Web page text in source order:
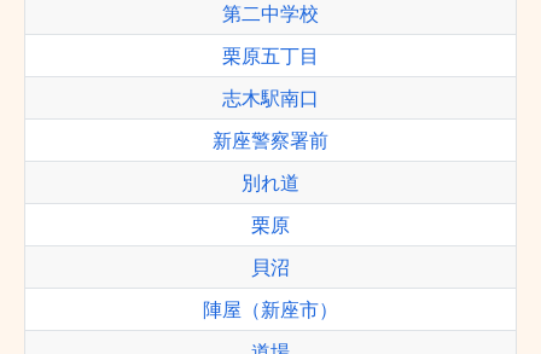
第二中学校
栗原五丁目
志木駅南口
新座警察署前
別れ道
栗原
貝沼
陣屋（新座市）